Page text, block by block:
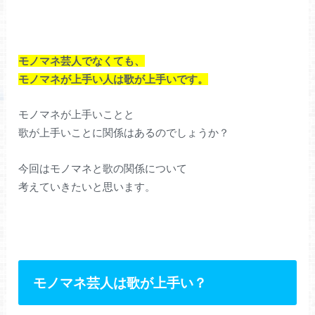
モノマネ芸人でなくても、
モノマネが上手い人は歌が上手いです。
モノマネが上手いことと
歌が上手いことに関係はあるのでしょうか？
今回はモノマネと歌の関係について
考えていきたいと思います。
モノマネ芸人は歌が上手い？